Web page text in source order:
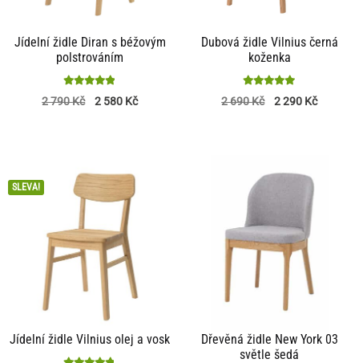
Jídelní židle Diran s béžovým
polstrováním
Hodnocení
2 790Kč 2 580 Kč
Dubová židle Vilnius černá
koženka
Hodnocení
2 690Kč 2 290 Kč
SLEVA!
Jídelní židle Vilnius olej a vosk
Dřevěná židle New York 03
světle šedá